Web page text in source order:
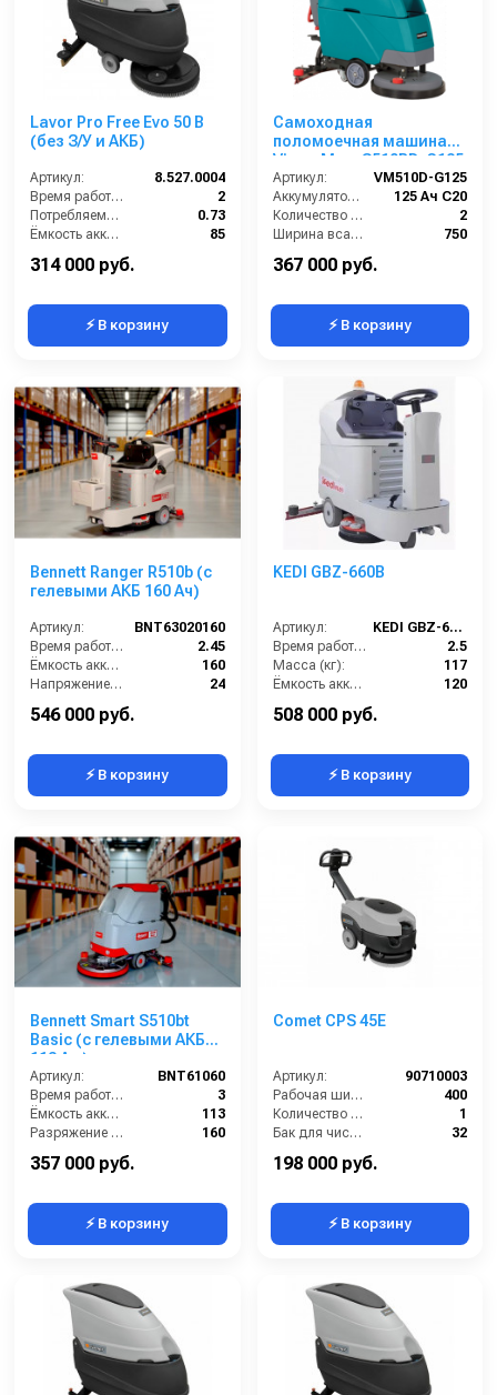
Lavor Pro Free Evo 50 B
(без З/У и АКБ)
Артикул:
8.527.0004
Время работы (ч):
2
Потребляемая мощность (кВт):
0.73
Ёмкость аккумуляторов (Ач):
85
314 000 руб.
⚡ В корзину
Самоходная
поломоечная машина
VinnerMyer S510BD-G125
Артикул:
VM510D-G125
Аккумулятор АКБ (В/А·ч):
125 Ач С20
Количество аккумуляторов (шт):
2
Ширина всасывающей балки (мм):
750
367 000 руб.
⚡ В корзину
Bennett Ranger R510b (с
гелевыми АКБ 160 Ач)
Артикул:
BNT63020160
Время работы (ч):
2.45
Ёмкость аккумулятора (Ач):
160
Напряжение (В):
24
546 000 руб.
⚡ В корзину
KEDI GBZ-660B
Артикул:
KEDI GBZ-660B
Время работы (ч):
2.5
Масса (кг):
117
Ёмкость аккумуляторов (Ач):
120
508 000 руб.
⚡ В корзину
Bennett Smart S510bt
Basic (с гелевыми АКБ
113 А ч)
Артикул:
BNT61060
Время работы (ч):
3
Ёмкость аккумулятора (Ач):
113
Разряжение (мБар):
160
357 000 руб.
⚡ В корзину
Comet CPS 45E
Артикул:
90710003
Рабочая ширина щеток (мм):
400
Количество щеток (шт):
1
Бак для чистой воды (л):
32
198 000 руб.
⚡ В корзину